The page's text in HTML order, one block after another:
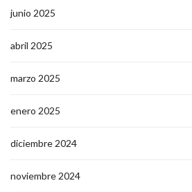
junio 2025
abril 2025
marzo 2025
enero 2025
diciembre 2024
noviembre 2024